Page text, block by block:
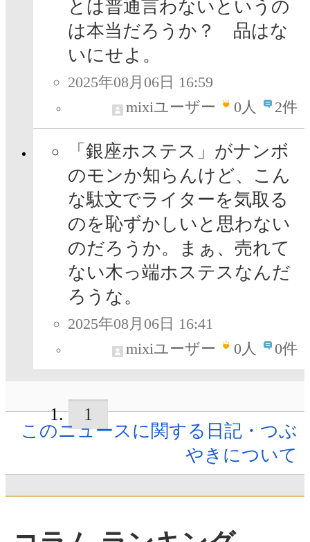
とは普通言わないというの
は本当だろうか？ 品はな
いにせよ。
2025年08月06日 16:59
mixiユーザー
0人 2件
「銀座ホステス」がナンボ
のモンか知らんけど、こん
な駄文でライターを気取る
のを恥ずかしいと思わない
のだろうか。まぁ、売れて
ない木っ端ホステスなんだ
ろうな。
2025年08月06日 16:41
mixiユーザー
0人 0件
1
このニュースに関する日記・つぶ
やきについて